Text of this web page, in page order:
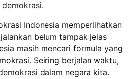
Indonesia memperlihatkan
belum tampak jelas
masih mencari formula yang
Seiring berjalan waktu,
dalam negara kita.